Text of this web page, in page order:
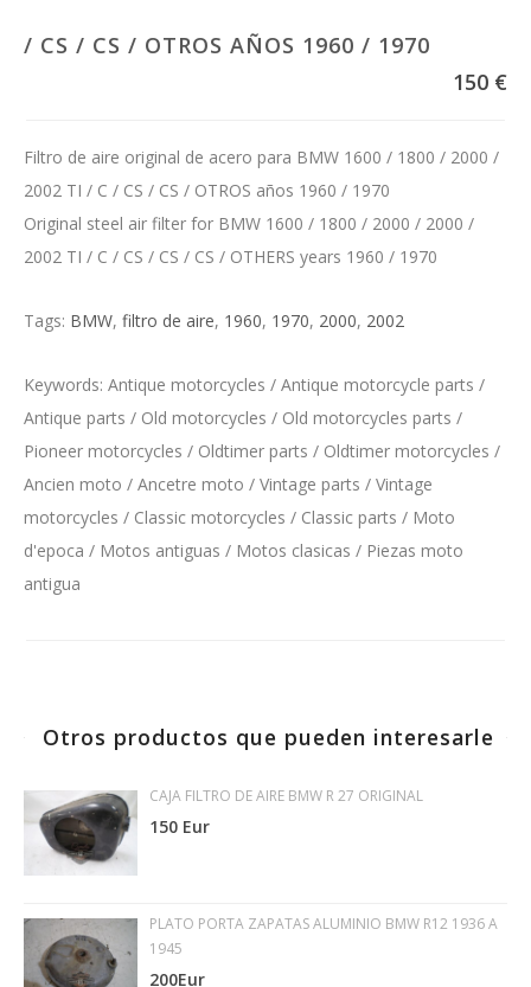
/ CS / CS / OTROS AÑOS 1960 / 1970
150 €
Filtro de aire original de acero para BMW 1600 / 1800 / 2000 /
2002 TI / C / CS / CS / OTROS años 1960 / 1970
Original steel air filter for BMW 1600 / 1800 / 2000 / 2000 /
2002 TI / C / CS / CS / CS / OTHERS years 1960 / 1970
Tags: BMW, filtro de aire, 1960, 1970, 2000, 2002
Keywords: Antique motorcycles / Antique motorcycle parts /
Antique parts / Old motorcycles / Old motorcycles parts /
Pioneer motorcycles / Oldtimer parts / Oldtimer motorcycles /
Ancien moto / Ancetre moto / Vintage parts / Vintage
motorcycles / Classic motorcycles / Classic parts / Moto
d'epoca / Motos antiguas / Motos clasicas / Piezas moto
antigua
Otros productos que pueden interesarle
CAJA FILTRO DE AIRE BMW R 27 ORIGINAL
150 Eur
PLATO PORTA ZAPATAS ALUMINIO BMW R12 1936 A
1945
200Eur